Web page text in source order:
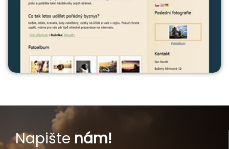
Napište nám!